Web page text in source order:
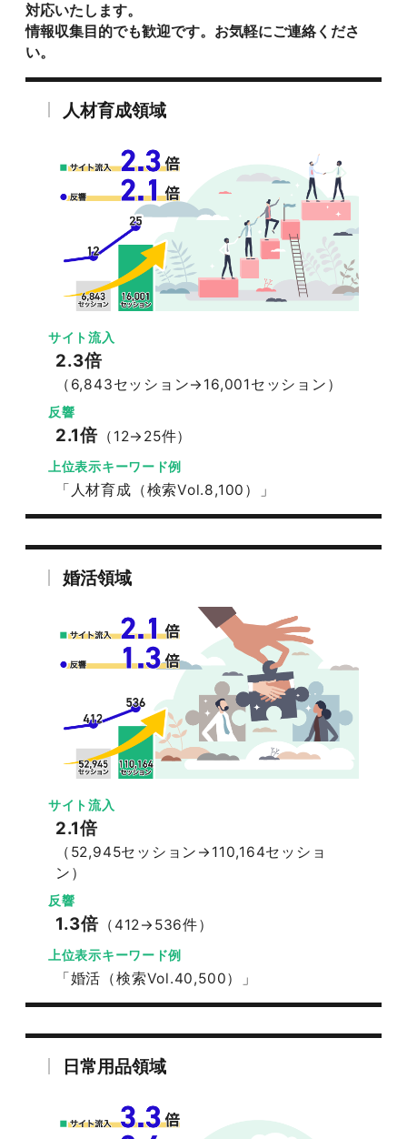
対応いたします。
情報収集目的でも歓迎です。お気軽にご連絡くださ
い。
人材育成領域
サイト流入
2.3倍
（6,843セッション→16,001セッション）
反響
2.1倍 （12→25件）
上位表示キーワード例
「人材育成（検索Vol.8,100）」
婚活領域
サイト流入
2.1倍
（52,945セッション→110,164セッショ
ン）
反響
1.3倍 （412→536件）
上位表示キーワード例
「婚活（検索Vol.40,500）」
日常用品領域
047-114-3111
お問い合わせ